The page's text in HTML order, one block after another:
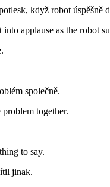
když robot úspěšně
applause as the robot
společně.
problem together.
to say.
jinak.